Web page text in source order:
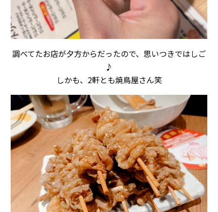
調べてたお店が夕方からだったので、思いつきではしご
♪
しかも、2軒とも焼鳥屋さん笑